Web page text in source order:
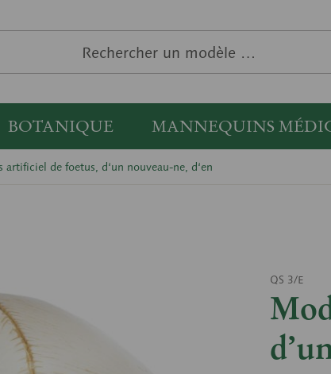
BOTANIQUE MANNEQUINS
artificiel de foetus, d‘un nouveau-ne, d‘en
QS 3/E